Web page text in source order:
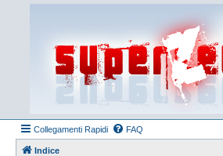
Collegamenti Rapidi FAQ
Indice